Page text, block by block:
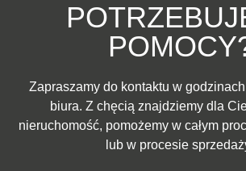
Zapraszamy do kontaktu w
biura. Z chęcią znajdziemy dla
nieruchomość, pomożemy w całym
lub w procesie